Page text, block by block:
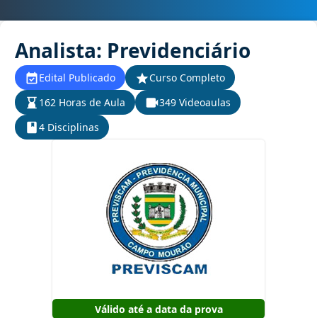
Analista: Previdenciário
Edital Publicado
Curso Completo
162 Horas de Aula
349 Videoaulas
4 Disciplinas
Válido até a data da prova